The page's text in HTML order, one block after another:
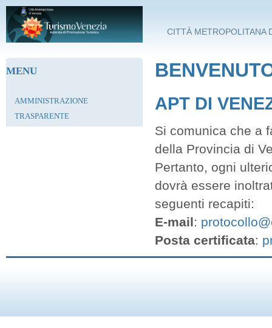
Salta al contenuto principale
CITTÀ METROPOLITANA
MENU
AMMINISTRAZIONE
TRASPARENTE
APT DI
Si comunica che a
della Provincia di
Pertanto, ogni
dovrà essere
seguenti recapiti:
E-mail:
Posta certificata: